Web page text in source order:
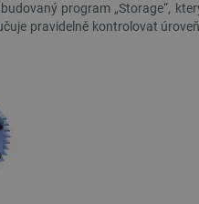
program „Storage“,
pravidelně kontrolovat
a uživatelský komfort.
uživatelských údajů pro
pro účet, který je
roli při umožnění
a správou účtů.